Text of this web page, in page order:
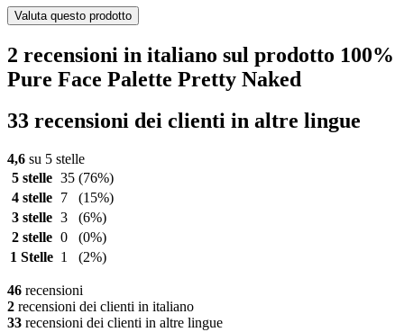
Valuta questo prodotto
2 recensioni in italiano sul prodotto 100%
Pure Face Palette Pretty Naked
33 recensioni dei clienti in altre lingue
4,6 su 5 stelle
5 stelle 35 (76%)
4 stelle
7
(15%)
3 stelle 3
(6%)
2 stelle 0
(0%)
1 Stelle 1 (2%)
46 recensioni
2 recensioni dei clienti in italiano
33 recensioni dei clienti in altre lingue